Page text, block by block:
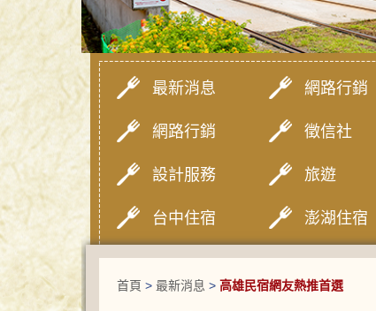
最新消息 網路行銷
網路行銷 徵信社
設計服務 旅遊
台中住宿 澎湖住宿
首頁 > 最新消息 > 高雄民宿網友熱推首選